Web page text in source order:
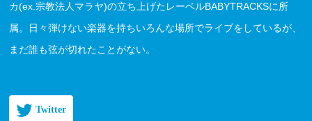
カ(ex.宗教法人マラヤ)の立ち上げたレーベルBABYTRACKSに所
属。日々弾けない楽器を持ちいろんな場所でライブをしているが、
まだ誰も弦が切れたことがない。
Twitter